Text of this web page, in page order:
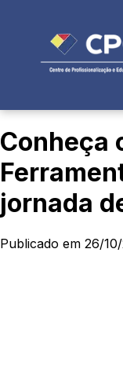
Conheça
jornada
Publicado em 26/